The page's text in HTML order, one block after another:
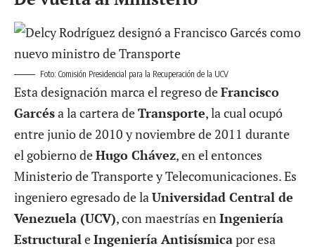
Foto: Comisión Presidencial para la Recuperación de la UCV
Esta designación marca el regreso deFrancisco
Garcésa la cartera deTransporte, la cual ocupó
entre junio de 2010 y noviembre de 2011 durante
el gobierno deHugo Chávez, en el entonces
Ministerio de Transporte y Telecomunicaciones. Es
ingeniero egresado de la Universidad Central de
Venezuela (UCV), con maestrías en Ingeniería
Estructural eIngeniería Antisísmicapor esa